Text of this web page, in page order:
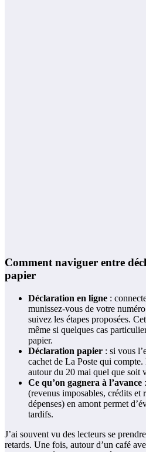
Comment naviguer entre
papier
Déclaration en ligne :
munissez-vous de votre
suivez les étapes proposées.
même si quelques cas
papier.
Déclaration papier : si vous
cachet de La Poste qui
autour du 20 mai quel que soit
Ce qu’on gagnera à l’avance
(revenus imposables, crédits
dépenses) en amont permet
tardifs.
J’ai souvent vu des lecteurs se
retards. Une fois, autour d’un café